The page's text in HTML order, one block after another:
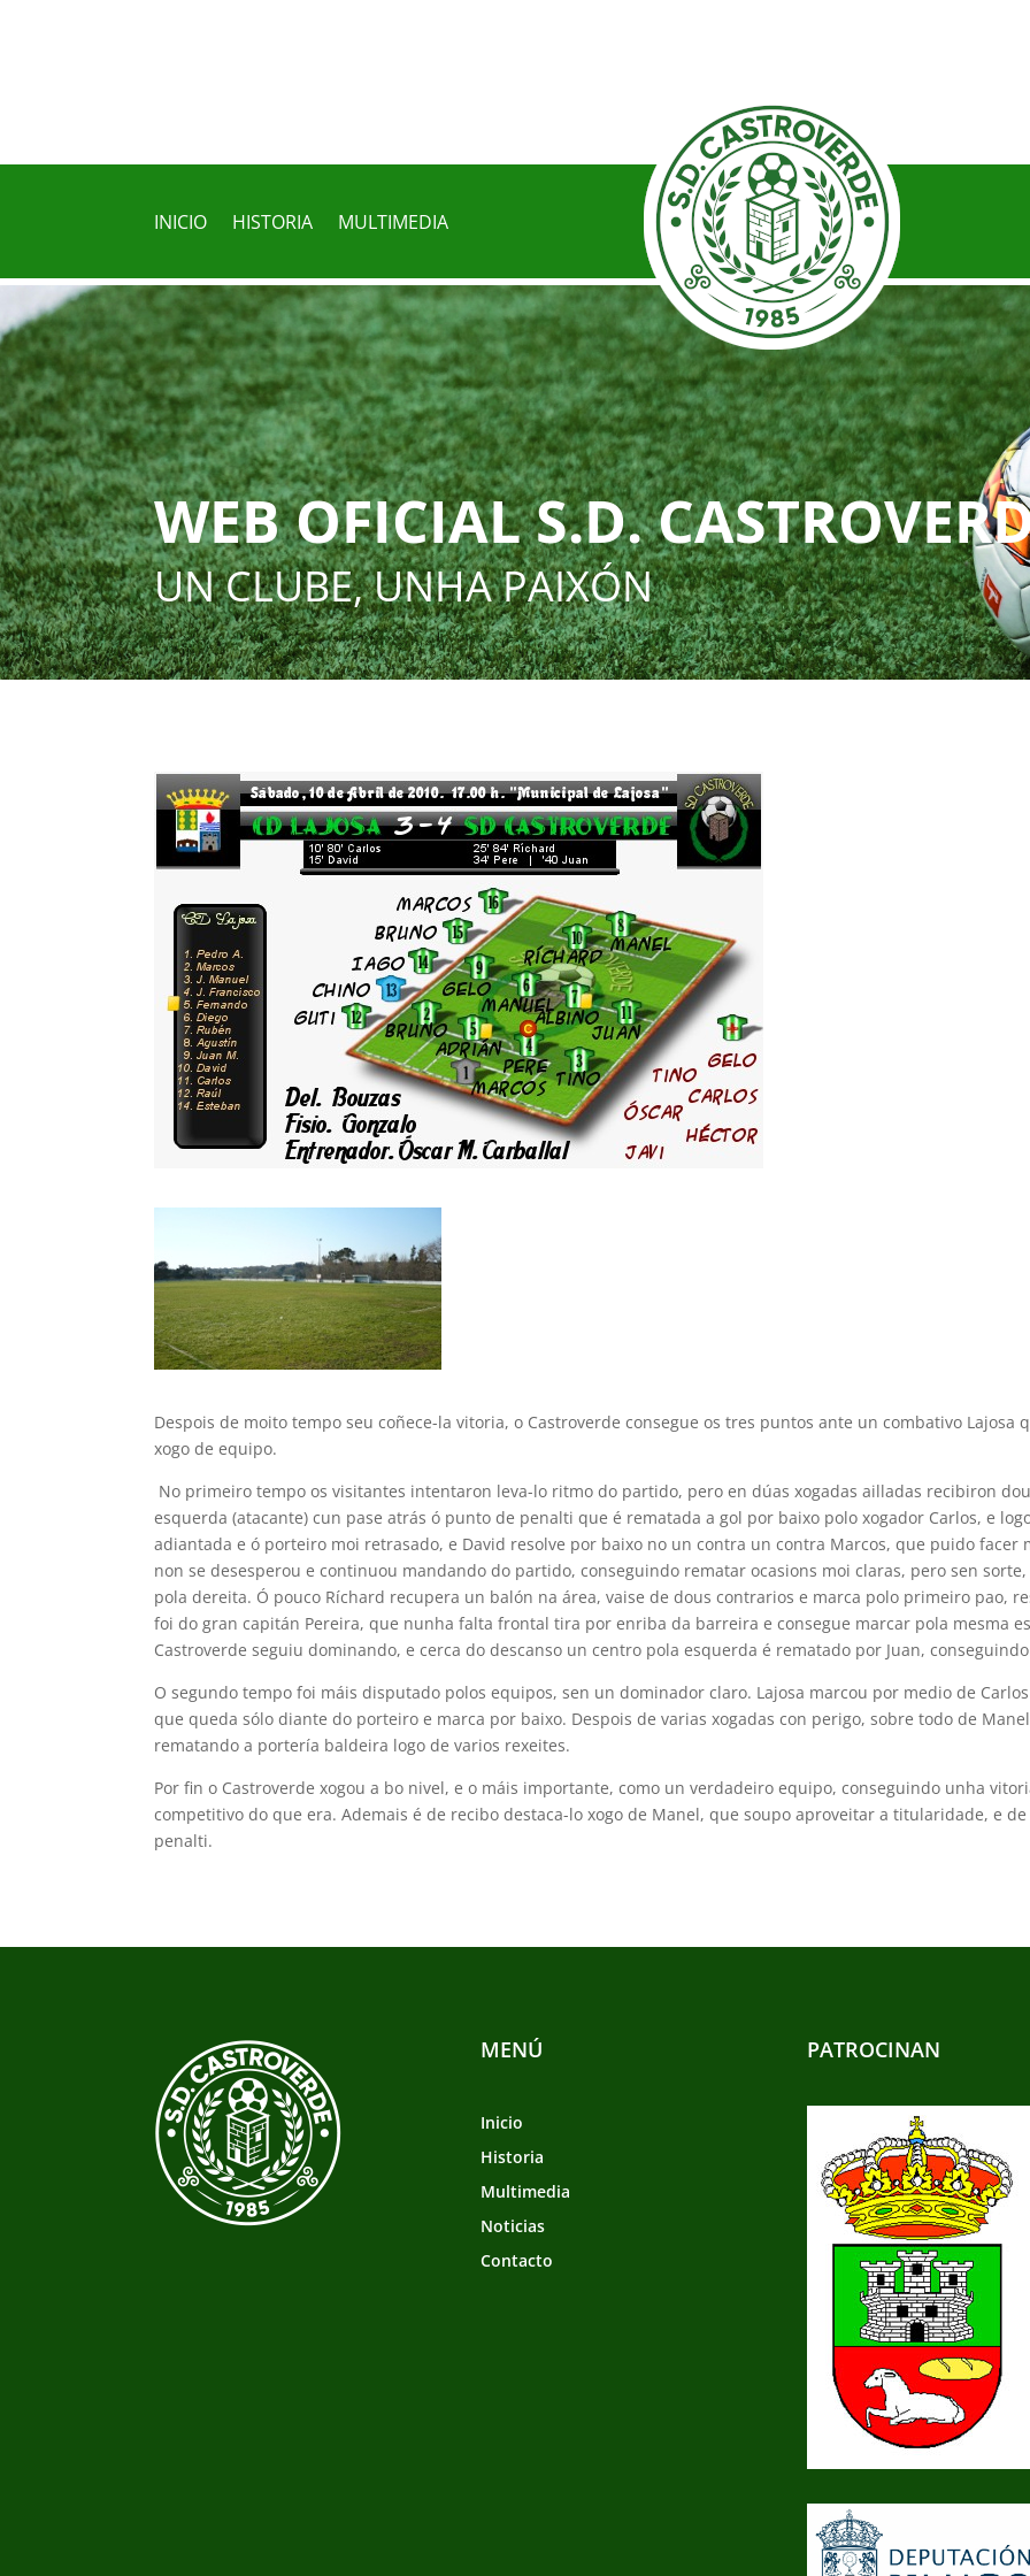
INICIO HISTORIA MULTIMEDIA
WEB OFICIAL S.D.
UN CLUBE, UNHA PAIXÓN
Despois de moito tempo seu coñece-la vitoria, o Castroverde consegue os tres puntos ante un combativo
xogo de equipo.
No primeiro tempo os visitantes intentaron leva-lo ritmo do partido, pero en dúas xogadas ailladas recibiron
esquerda (atacante) cun pase atrás ó punto de penalti que é rematada a gol por baixo polo xogador Carlos, e
adiantada e ó porteiro moi retrasado, e David resolve por baixo no un contra un contra Marcos, que puido facer
non se desesperou e continuou mandando do partido, conseguindo rematar ocasions moi claras, pero sen
pola dereita. Ó pouco Ríchard recupera un balón na área, vaise de dous contrarios e marca polo primeiro pao,
foi do gran capitán Pereira, que nunha falta frontal tira por enriba da barreira e consegue marcar pola mesma
Castroverde seguiu dominando, e cerca do descanso un centro pola esquerda é rematado por Juan,
O segundo tempo foi máis disputado polos equipos, sen un dominador claro. Lajosa marcou por medio de
que queda sólo diante do porteiro e marca por baixo. Despois de varias xogadas con perigo, sobre todo de
rematando a portería baldeira logo de varios rexeites.
Por fin o Castroverde xogou a bo nivel, e o máis importante, como un verdadeiro equipo, conseguindo unha
competitivo do que era. Ademais é de recibo destaca-lo xogo de Manel, que soupo aproveitar a titularidade, e
penalti.
MENÚ
Inicio
Historia
Multimedia
Noticias
Contacto
PATROCINAN